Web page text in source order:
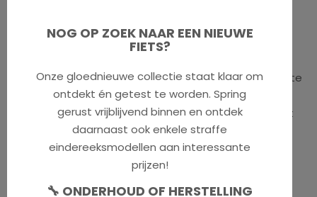
draagt bij aan een lager gewicht, wat de fiets nog
uiterlijk met weggewerkte kabels is de F3 5.0 een echte
eyecatcher. Uniek in al zijn veelzijdigheid en inzetbaar
voor zowel woon-werkritjes als langere tochten in het
NOG OP ZOEK NAAR EEN NIEUWE
FIETS?
Onze gloednieuwe collectie staat klaar om
ontdekt én getest te worden. Spring
gerust vrijblijvend binnen en ontdek
daarnaast ook enkele straffe
eindereeksmodellen aan interessante
prijzen!
🔧 ONDERHOUD OF HERSTELLING